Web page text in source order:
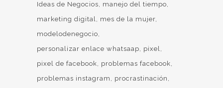
Ideas de Negocios
manejo del tiempo
marketing digital
mes de la mujer
modelodenegocio
personalizar enlace whatsaap
pixel
pixel de facebook
problemas facebook
problemas instagram
procrastinación